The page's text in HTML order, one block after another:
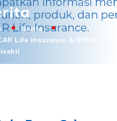
Berita
Life Insurance & STMA